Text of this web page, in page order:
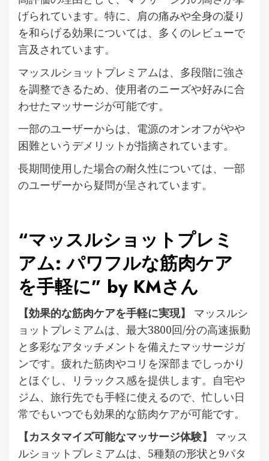
げられています。特に、肩の痛みや全身の凝り
を和らげる効果については、多くのレビューで
言及されています。
マッスルショットプレミアムは、多段階に強さ
を調整できるため、使用者のニーズや好みに合
わせたマッサージが可能です。
一部のユーザーからは、電源のオンオフがやや
困難というデメリットが指摘されています。
長期間使用した場合の耐久性については、一部
のユーザーから疑問が呈されています。
“マッスルショットプレミ
アム: パワフルな筋肉ケア
を手軽に” by KMさん
【効果的な筋肉ケアを手軽に実現】
マッスルシ
ョットプレミアムは、最大3800回/分の高速振動
と多彩なアタッチメントを備えたマッサージガ
ンです。疲れた筋肉やコリを深部までしっかり
とほぐし、リラックス感を提供します。自宅や
ジム、旅行先でも手軽に使えるので、忙しい日
常でもいつでも効果的な筋肉ケアが可能です。
【カスタマイズ可能なマッサージ体験】
マッス
ルショットプレミアムは、5種類の形状と9パタ